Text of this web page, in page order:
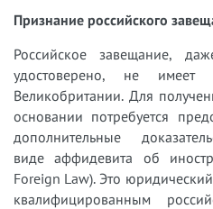
Признание российского
Российское завещание,
удостоверено, не имеет
Великобритании. Для
основании потребуется
дополнительные
виде аффидевита об
Foreign Law). Это
квалифицированным